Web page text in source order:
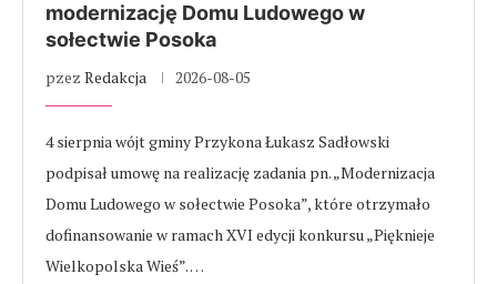
modernizację Domu Ludowego w
sołectwie Posoka
pzez Redakcja 2026-08-05
4 sierpnia wójt gminy Przykona Łukasz Sadłowski
podpisał umowę na realizację zadania pn. „Modernizacja
Domu Ludowego w sołectwie Posoka”, które otrzymało
dofinansowanie w ramach XVI edycji konkursu „Pięknieje
Wielkopolska Wieś”. …